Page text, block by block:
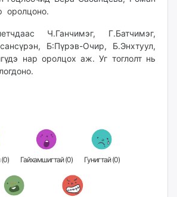
оролцоно.
Ч.Ганчимэг, Г.Батчимэг,
Б:Пүрэв-Очир, Б.Энхтуул,
нар оролцох аж. Уг тоглолт нь
Хөгжилтэй (0) Гайхамшигтай (0) Гунигтай (0)